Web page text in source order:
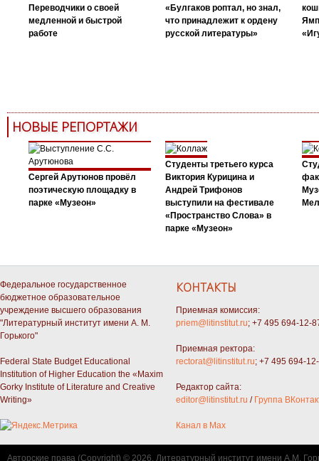
Переводчики о своей
медленной и быстрой
работе
«Булгаков роптал, но знал,
что принадлежит к ордену
русской литературы»
НОВЫЕ РЕПОРТАЖИ
Сергей Арутюнов провёл
поэтическую площадку в
парке «Музеон»
Студенты третьего курса
Виктория Курицина и
Андрей Трифонов
выступили на фестивале
«Пространство Слова» в
парке «Музеон»
Федеральное государственное
бюджетное образовательное
учреждение высшего образования
"Литературный институт имени А. М.
Горького"
Federal State Budget Educational
Institution of Higher Education the «Maxim
Gorky Institute of Literature and Creative
Writing»
КОНТАКТЫ
Приемная комиссия:
priem@litinstitut.ru; +7 495 694-12-
Приемная ректора:
rectorat@litinstitut.ru; +7 495 694-
Редактор сайта:
editor@litinstitut.ru / Группа
Канал в Max
Авторские права (Copyright) © 2026, Литературный институт имени А.М.